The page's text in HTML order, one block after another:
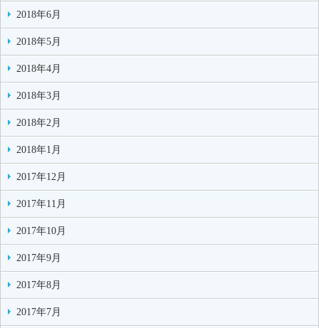
2018年6月
2018年5月
2018年4月
2018年3月
2018年2月
2018年1月
2017年12月
2017年11月
2017年10月
2017年9月
2017年8月
2017年7月